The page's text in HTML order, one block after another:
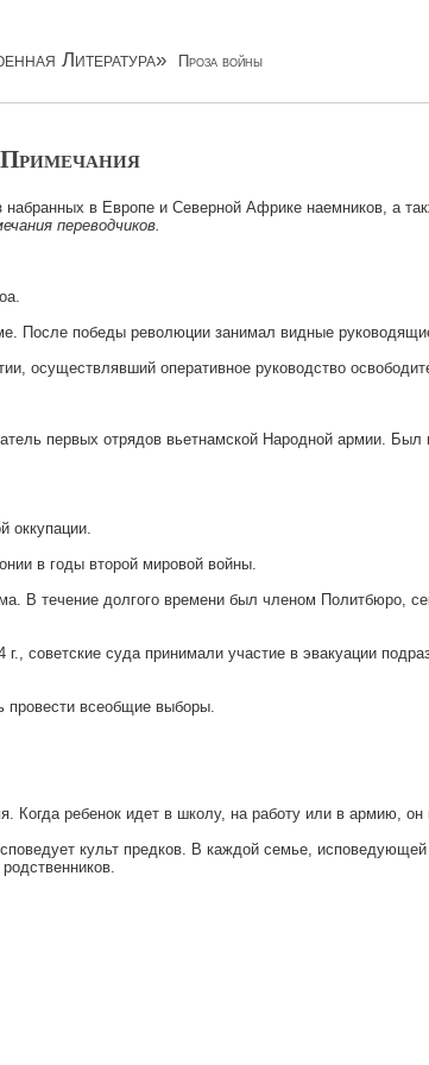
Литература» Проза войны
Примечания
в Европе и Северной Африке наемников, а
переводчиков.
После победы революции занимал видные
осуществлявший оперативное руководство
первых отрядов вьетнамской Народной армии.
оккупации.
в годы второй мировой войны.
В течение долгого времени был членом Политбюро,
г., советские суда принимали участие в эвакуации
провести всеобщие выборы.
ребенок идет в школу, на работу или в армию,
культ предков. В каждой семье, исповедующей